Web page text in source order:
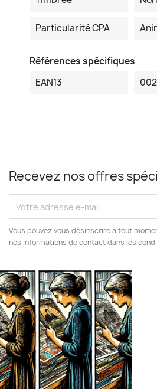
Particularité CPA
Références spécifiques
EAN13
Recevez nos offres
Vous pouvez vous désinscrire à tout
nos informations de contact dans les